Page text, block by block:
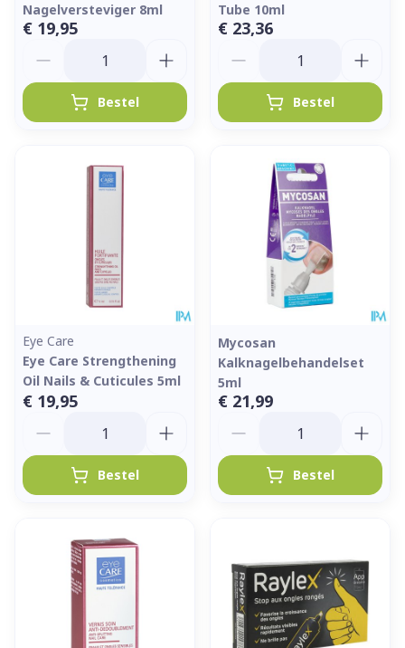
Nagelversteviger 8ml
€ 19,95
Bestel
Tube 10ml
€ 23,36
Bestel
Eye Care
Eye Care Strengthening
Oil Nails & Cuticules 5ml
€ 19,95
Bestel
Mycosan
Kalknagelbehandelset
5ml
€ 21,99
Bestel